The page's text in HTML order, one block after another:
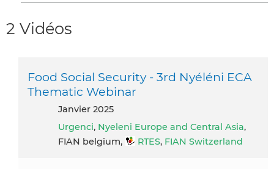
2 Vidéos
Food Social Security - 3rd Nyéléni ECA
Thematic Webinar
janvier 2025
Urgenci, Nyeleni Europe and Central Asia,
FIAN belgium,
RTES, FIAN Switzerland